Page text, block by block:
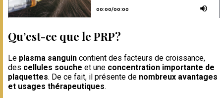
Qu’est-ce que le PRP?
Le plasma sanguin contient des facteurs de croissance,
des cellules souche et une concentration importante de
plaquettes. De ce fait, il présente de nombreux avantages
et usages thérapeutiques.